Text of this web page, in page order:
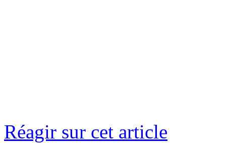
Réagir sur cet article